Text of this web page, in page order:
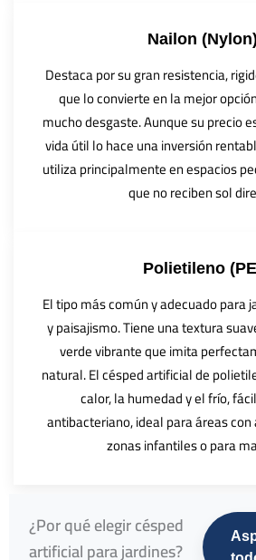
Nailon (Nylon)
Destaca por su gran resistencia,
que lo convierte en la mejor
mucho desgaste. Aunque su precio
vida útil lo hace una inversión
utiliza principalmente en espacios
que no reciben sol
Polietileno
El tipo más común y adecuado para
y paisajismo. Tiene una textura
verde vibrante que imita
natural. El césped artificial de
calor, la humedad y el frío,
antibacteriano, ideal para áreas
zonas infantiles o para
¿Por qué elegir césped
artificial para jardines?